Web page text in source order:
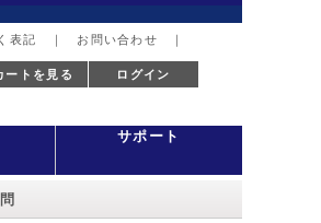
表記 ｜ お問い合わせ ｜
ログイン
ートを見る
サポート